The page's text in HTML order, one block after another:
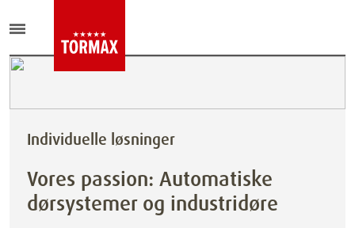
Individuelle løsninger
Vores passion: Automatiske
dørsystemer og industridøre